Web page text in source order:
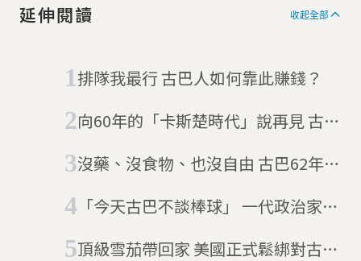
延伸閱讀 收起全部
排隊我最行 古巴人如何靠此賺錢？
向60年的「卡斯楚時代」說再見 古巴
沒藥、沒食物、也沒自由 古巴62年來
「今天古巴不談棒球」 一代政治家卡
頂級雪茄帶回家 美國正式鬆綁對古巴